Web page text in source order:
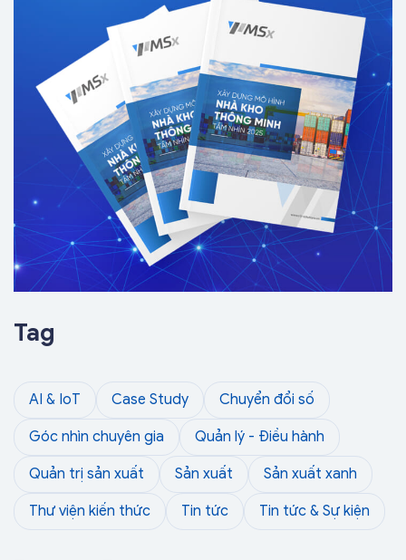
Tag
AI & IoT Case Study Chuyển đổi số
Góc nhìn chuyên gia Quản lý - Điều hành
Quản trị sản xuất Sản xuất Sản xuất xanh
Thư viện kiến thức Tin tức Tin tức & Sự kiện